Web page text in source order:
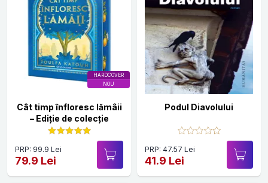
HARDCOVER
NOU
Cât timp înfloresc lămâii
– Ediție de colecție
PRP: 99.9 Lei
79.9 Lei
Podul Diavolului
PRP: 47.57 Lei
41.9 Lei